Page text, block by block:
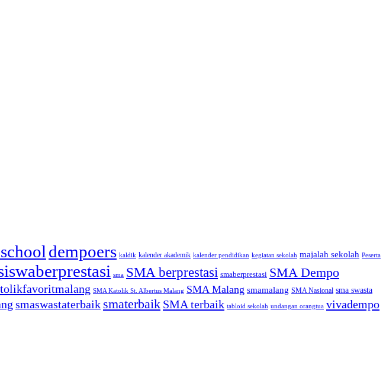
dempoers kaldik kalender akademik kalender pendidikan kegiatan sekolah majalah sekolah Peserta
sma SMA berprestasi smaberprestasi SMA Dempo
SMA Katolik St. Albertus Malang SMA Malang smamalang SMA Nasional sma swasta
smaswastaterbaik smaterbaik SMA terbaik tabloid sekolah undangan orangtua vivadempo